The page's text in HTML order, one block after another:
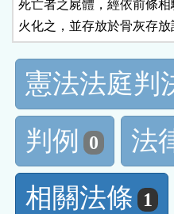
死亡者之屍體，經依前條
火化之，並存放於骨灰存放
憲法法庭判
判例
0 法
相關法條
1